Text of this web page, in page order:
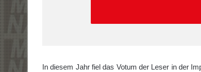
In diesem Jahr fiel das Votum der Leser in der